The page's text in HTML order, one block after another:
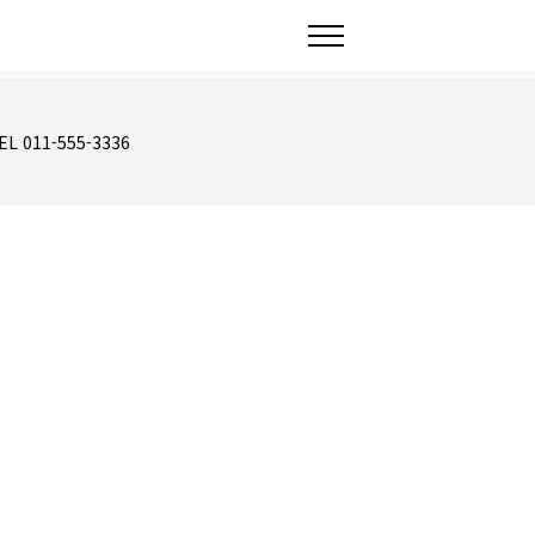
011-555-3336